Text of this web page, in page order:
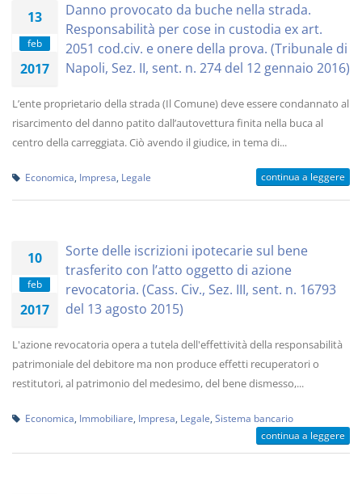
13
feb
2017
Danno provocato da buche nella strada.
Responsabilità per cose in custodia ex art.
2051 cod.civ. e onere della prova. (Tribunale di
Napoli, Sez. II, sent. n. 274 del 12 gennaio 2016)
L’ente proprietario della strada (Il Comune) deve essere condannato al
risarcimento del danno patito dall’autovettura finita nella buca al
centro della carreggiata. Ciò avendo il giudice, in tema di...
Economica Impresa Legale continua a leggere
10
feb
2017
Sorte delle iscrizioni ipotecarie sul bene
trasferito con l’atto oggetto di azione
revocatoria. (Cass. Civ., Sez. III, sent. n. 16793
del 13 agosto 2015)
L'azione revocatoria opera a tutela dell'effettività della responsabilità
patrimoniale del debitore ma non produce effetti recuperatori o
restitutori, al patrimonio del medesimo, del bene dismesso,...
Economica Immobiliare Impresa Legale Sistema bancario
continua a leggere